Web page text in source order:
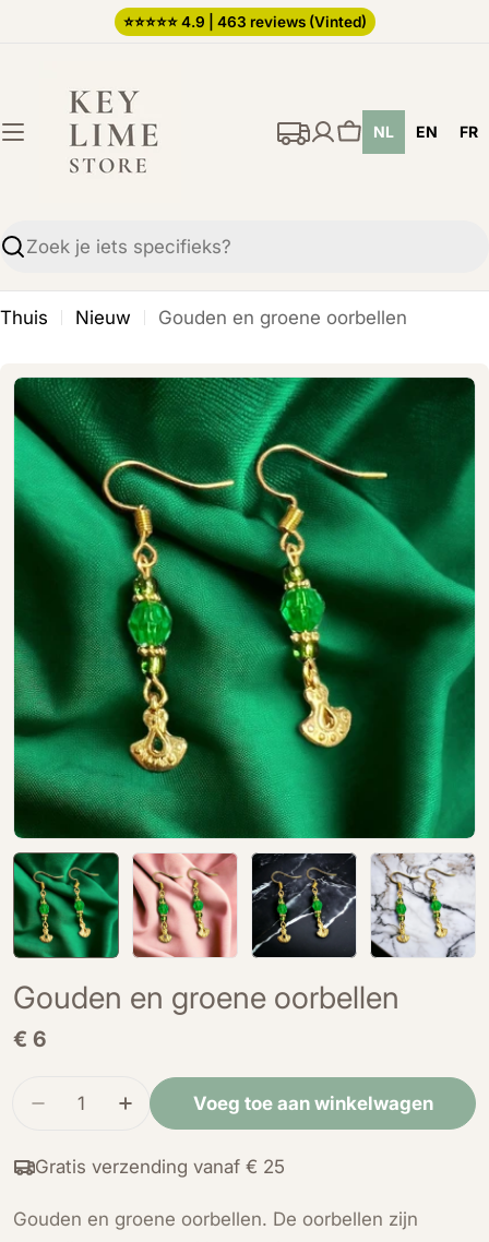
inhoud
⭐️⭐️⭐️⭐️⭐️ 4.9 | 463 reviews (Vinted)
Zoekopdracht
Winkelwagen
NL EN FR
Thuis Nieuw Gouden en groene oorbellen
Open media 0 in modal
Gouden en groene oorbellen
Normale
€ 6
Hoeveelheid
Verminder de hoeveelheid voor Gouden en
Verhoog de hoeveelheid voor
Voeg toe aan winkelwagen
Gratis verzending vanaf € 25
Gouden en groene oorbellen. De oorbellen zijn